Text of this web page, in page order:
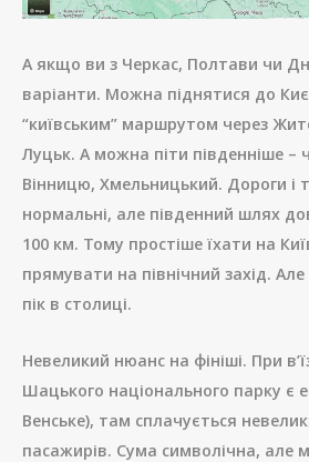
А якщо ви з Черкас, Полтави чи
варіанти. Можна піднятися до
“київським” маршрутом через
Луцьк. А можна піти південніше –
Вінницю, Хмельницький. Дороги і
нормальні, але південний шлях
100 км. Тому простіше їхати на
прямувати на північний захід.
пік в столиці.
Невеликий нюанс на фініші. При
Шацького національного парку є
Венське), там сплачується
пасажирів. Сума символічна, але